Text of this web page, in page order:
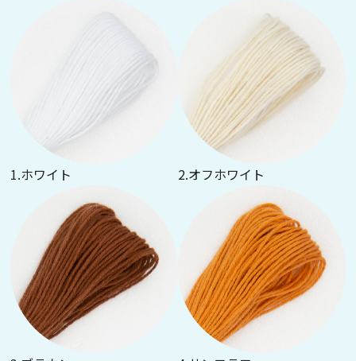
1.ホワイト 2.オフホワイト